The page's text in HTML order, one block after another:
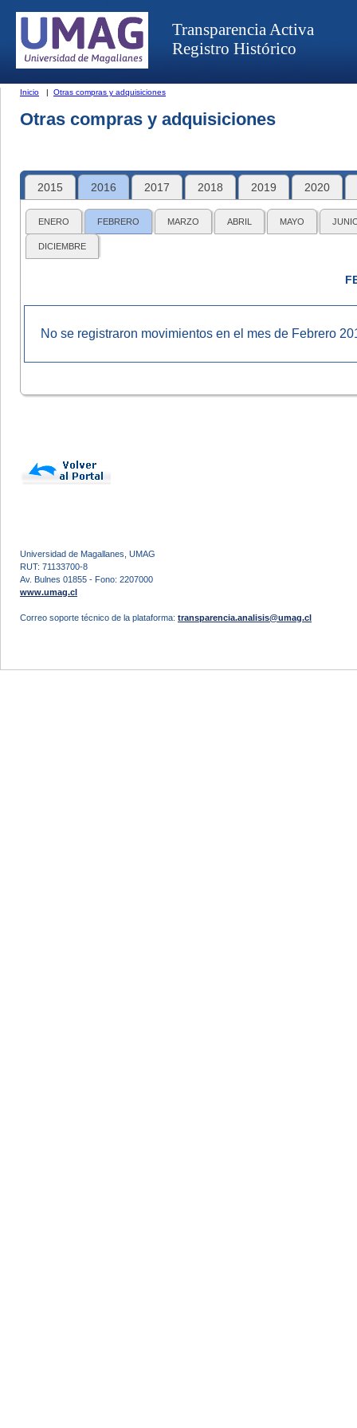
Transparencia Activa
Registro Histórico
Inicio | Otras compras y adquisiciones
Otras compras y adquisiciones
2015 2016 2017 2018 2019 2020
ENERO FEBRERO MARZO ABRIL MAYO
DICIEMBRE
No se registraron movimientos en el mes de Febrero
Universidad de Magallanes, UMAG
RUT: 71133700-8
Av. Bulnes 01855 - Fono: 2207000
www.umag.cl
Correo soporte técnico de la plataforma: transparencia.analisis@umag.cl